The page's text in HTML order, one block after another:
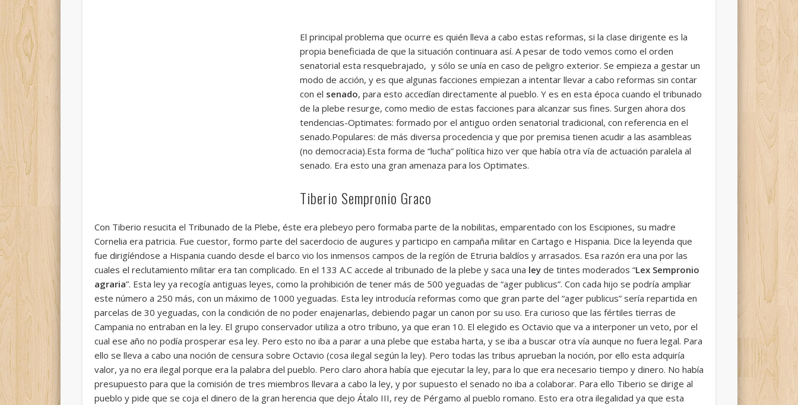
El principal problema que ocurre es quién lleva a cabo estas reformas, si la clase dirigente es la
propia beneficiada de que la situación continuara así. A pesar de todo vemos como el orden
senatorial esta resquebrajado, y sólo se unía en caso de peligro exterior. Se empieza a gestar un
modo de acción, y es que algunas facciones empiezan a intentar llevar a cabo reformas sin contar
con el senado, para esto accedían directamente al pueblo. Y es en esta época cuando el tribunado
de la plebe resurge, como medio de estas facciones para alcanzar sus fines. Surgen ahora dos
tendencias-Optimates: formado por el antiguo orden senatorial tradicional, con referencia en el
senado.Populares: de más diversa procedencia y que por premisa tienen acudir a las asambleas
(no democracia).Esta forma de “lucha” política hizo ver que había otra vía de actuación paralela al
senado. Era esto una gran amenaza para los Optimates.
Tiberio Sempronio Graco
Con Tiberio resucita el Tribunado de la Plebe, éste era plebeyo pero formaba parte de la nobilitas, emparentado con los Escipiones, su madre
Cornelia era patricia. Fue cuestor, formo parte del sacerdocio de augures y participo en campaña militar en Cartago e Hispania. Dice la leyenda que
fue dirigíéndose a Hispania cuando desde el barco vio los inmensos campos de la regíón de Etruria baldíos y arrasados. Esa razón era una por las
cuales el reclutamiento militar era tan complicado. En el 133 A.C accede al tribunado de la plebe y saca una leyde tintes moderados “Lex Sempronio
agraria”. Esta ley ya recogía antiguas leyes, como la prohibición de tener más de 500 yeguadas de “ager publicus”. Con cada hijo se podría ampliar
este número a 250 más, con un máximo de 1000 yeguadas. Esta ley introducía reformas como que gran parte del “ager publicus” sería repartida en
parcelas de 30 yeguadas, con la condición de no poder enajenarlas, debiendo pagar un canon por su uso. Era curioso que las fértiles tierras de
Campania no entraban en la ley. El grupo conservador utiliza a otro tribuno, ya que eran 10. El elegido es Octavio que va a interponer un veto, por el
cual ese año no podía prosperar esa ley. Pero esto no iba a parar a una plebe que estaba harta, y se iba a buscar otra vía aunque no fuera legal. Para
ello se lleva a cabo una noción de censura sobre Octavio (cosa ilegal según la ley). Pero todas las tribus aprueban la noción, por ello esta adquiría
valor, ya no era ilegal porque era la palabra del pueblo. Pero claro ahora había que ejecutar la ley, para lo que era necesario tiempo y dinero. No había
presupuesto para que la comisión de tres miembros llevara a cabo la ley, y por supuesto el senado no iba a colaborar. Para ello Tiberio se dirige al
pueblo y pide que se coja el dinero de la gran herencia que dejo Átalo III, rey de Pérgamo al pueblo romano. Esto era otra ilegalidad ya que esta